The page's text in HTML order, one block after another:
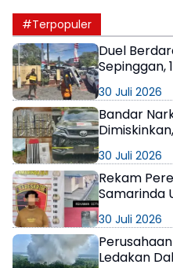
#Terpopuler
Duel
Sepinggan,
30 Juli 2026
Bandar
30 Juli 2026
Rekam
Samarinda
30 Juli 2026
Ledakan